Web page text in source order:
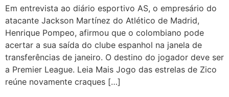
Em entrevista ao diário esportivo AS, o empresário do
atacante Jackson Martínez do Atlético de Madrid,
Henrique Pompeo, afirmou que o colombiano pode
acertar a sua saída do clube espanhol na janela de
transferências de janeiro. O destino do jogador deve ser
a Premier League. Leia Mais Jogo das estrelas de Zico
reúne novamente craques […]